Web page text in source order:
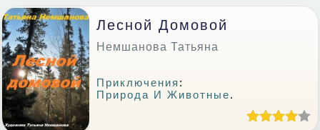
Лесной Домовой
Немшанова Татьяна
Приключения :
Природа И Животные.